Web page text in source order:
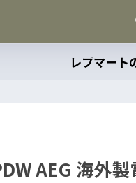
レプマート
AEG 海外